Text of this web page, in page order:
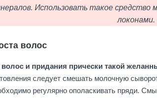
Использовать такое средство
локонами.
волос
и придания прически такой
следует смешать молочную
регулярно ополаскивать пряди.